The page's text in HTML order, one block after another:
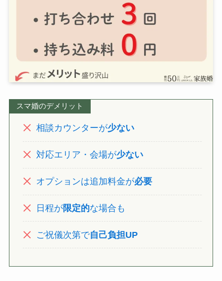
スマ婚のデメリット
相談カウンターが少ない
対応エリア・会場が少ない
オプションは追加料金が必要
日程が限定的な場合も
ご祝儀次第で自己負担UP